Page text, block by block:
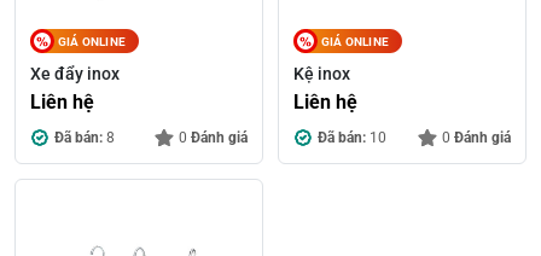
GIÁ ONLINE
Xe đẩy inox
Liên hệ
Đã bán: 8 0 Đánh giá
GIÁ ONLINE
Kệ inox
Liên hệ
Đã bán: 10 0 Đánh giá